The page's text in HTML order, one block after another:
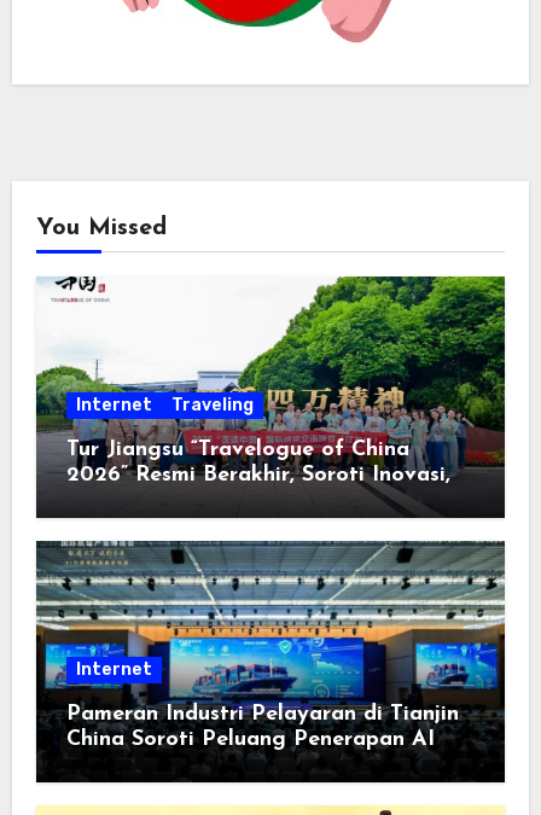
You Missed
Internet Traveling
Tur Jiangsu “Travelogue of China
2026” Resmi Berakhir, Soroti Inovasi,
Keterbukaan, dan Pembangunan
Berorientasi pada Masyarakat
Internet
Pameran Industri Pelayaran di Tianjin
China Soroti Peluang Penerapan AI